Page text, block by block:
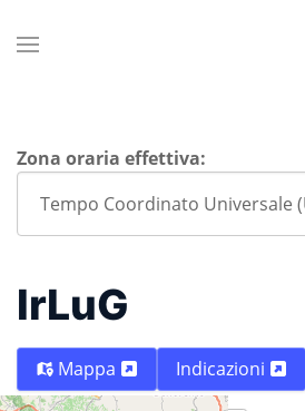
Zona oraria effettiva:
IrLuG
Mappa Indicazioni